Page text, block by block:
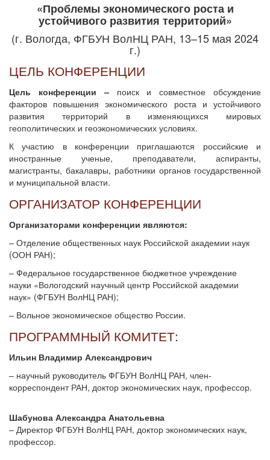
«Проблемы экономического роста и
устойчивого развития территорий»
(г. Вологда, ФГБУН ВолНЦ РАН, 13–15 мая 2024
г.)
ЦЕЛЬ КОНФЕРЕНЦИИ
Цель конференции – поиск и совместное обсуждение
факторов повышения экономического роста и устойчивого
развития территорий в изменяющихся мировых
геополитических и геоэкономических условиях.
К участию в конференции приглашаются российские и
иностранные ученые, преподаватели, аспиранты,
магистранты, бакалавры, работники органов государственной
и муниципальной власти.
ОРГАНИЗАТОР КОНФЕРЕНЦИИ
Организаторами конференции являются:
– Отделение общественных наук Российской академии наук
(ООН РАН);
– Федеральное государственное бюджетное учреждение
науки «Вологодский научный центр Российской академии
наук» (ФГБУН ВолНЦ РАН);
– Вольное экономическое общество России.
ПРОГРАММНЫЙ КОМИТЕТ:
Ильин Владимир Александрович
– научный руководитель ФГБУН ВолНЦ РАН, член-
корреспондент РАН, доктор экономических наук, профессор.
Шабунова Александра Анатольевна
– Директор ФГБУН ВолНЦ РАН, доктор экономических наук,
профессор.